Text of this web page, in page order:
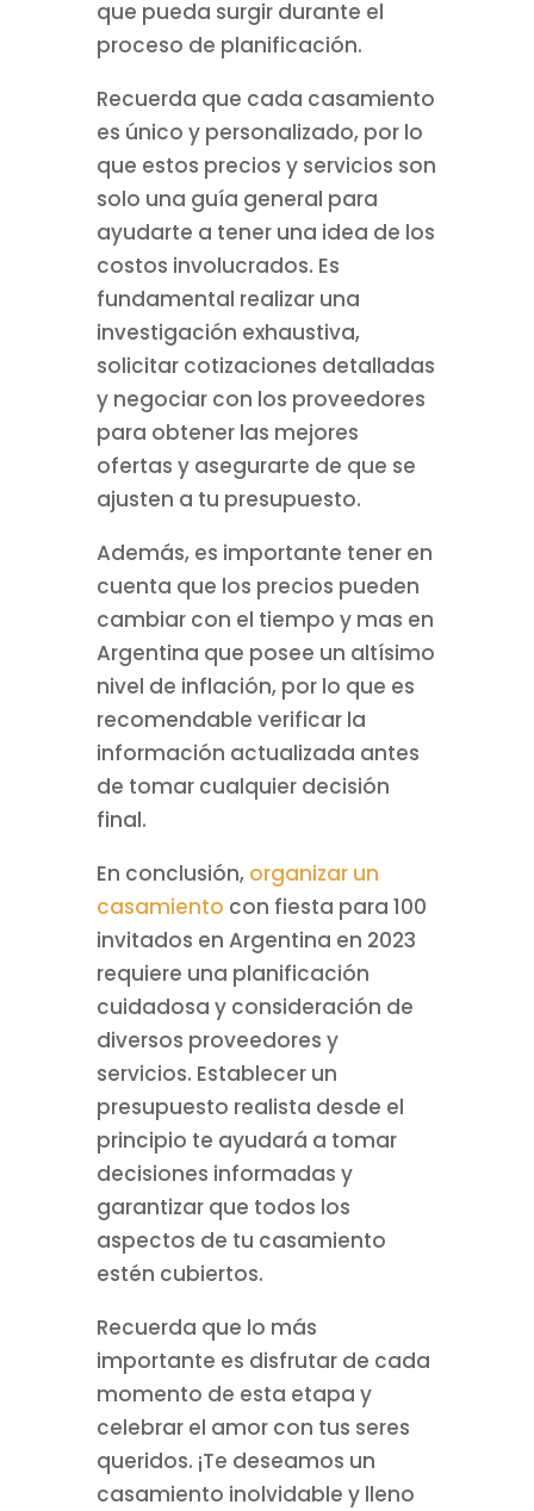
que pueda surgir durante el
proceso de planificación.
Recuerda que cada casamiento
es único y personalizado, por lo
que estos precios y servicios son
solo una guía general para
ayudarte a tener una idea de los
costos involucrados. Es
fundamental realizar una
investigación exhaustiva,
solicitar cotizaciones detalladas
y negociar con los proveedores
para obtener las mejores
ofertas y asegurarte de que se
ajusten a tu presupuesto.
Además, es importante tener en
cuenta que los precios pueden
cambiar con el tiempo y mas en
Argentina que posee un altísimo
nivel de inflación, por lo que es
recomendable verificar la
información actualizada antes
de tomar cualquier decisión
final.
En conclusión, organizar un
casamiento con fiesta para 100
invitados en Argentina en 2023
requiere una planificación
cuidadosa y consideración de
diversos proveedores y
servicios. Establecer un
presupuesto realista desde el
principio te ayudará a tomar
decisiones informadas y
garantizar que todos los
aspectos de tu casamiento
estén cubiertos.
Recuerda que lo más
importante es disfrutar de cada
momento de esta etapa y
celebrar el amor con tus seres
queridos. ¡Te deseamos un
casamiento inolvidable y lleno